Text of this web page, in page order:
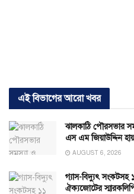
এই বিভাগের আরো খবর
ঝালকাঠি পৌরসভার
এস এম জিয়াউদ্দিন
AUGUST 6, 2026
গ্যাস-বিদ্যুৎ সংকটসহ
ঐক্যজোটের